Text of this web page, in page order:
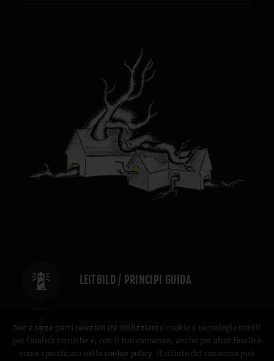
LEITBILD / PRINCIPI GUIDA
STATUT / STATUTO
Noi e terze parti selezionate utilizziamo cookie o tecnologie simili
per finalità tecniche e, con il tuo consenso, anche per altre finalità
come specificato nella cookie policy. Il rifiuto del consenso può